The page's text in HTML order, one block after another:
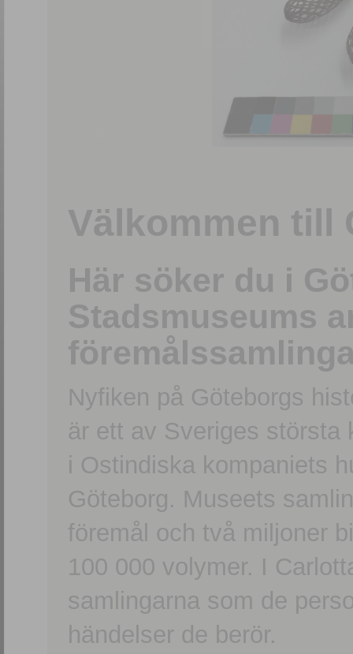
Välkommen till
Här söker du i
Stadsmuseums
Nyfiken på Göteborgs
är ett av Sveriges största
i Ostindiska kompaniets
Göteborg. Museets
föremål och två miljoner
100 000 volymer. I
samlingarna som de
händelser de berör.